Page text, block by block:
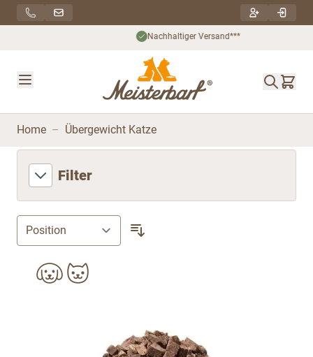
Direkt zum Inhalt
Nachhaltiger Versand***
Home – Übergewicht Katze
Filter